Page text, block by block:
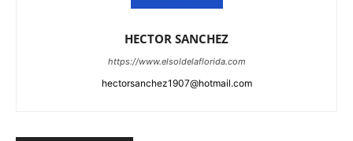
HECTOR SANCHEZ
https://www.elsoldelaflorida.com
hectorsanchez1907@hotmail.com